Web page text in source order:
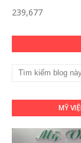
239,677
MỸ